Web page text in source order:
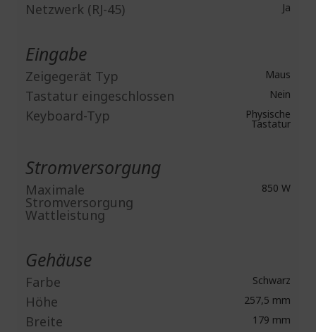
Netzwerk (RJ-45) Ja
Eingabe
Zeigegerät Typ Maus
Tastatur eingeschlossen Nein
Keyboard-Typ Physische
Tastatur
Stromversorgung
Maximale
Stromversorgung
Wattleistung
850 W
Gehäuse
Farbe Schwarz
Höhe 257,5 mm
Breite 179 mm